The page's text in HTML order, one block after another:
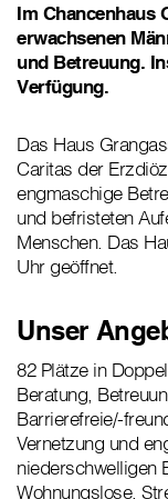
Im Chancenhaus
erwachsenen
und Betreuung.
Verfügung.
Das Haus
Caritas der
engmaschige
und befristeten
Menschen. Das
Uhr geöffnet.
Unser
82 Plätze in
Beratung,
Barrierefreie/-
Vernetzung und
niederschwelligen
Wohnungslose,